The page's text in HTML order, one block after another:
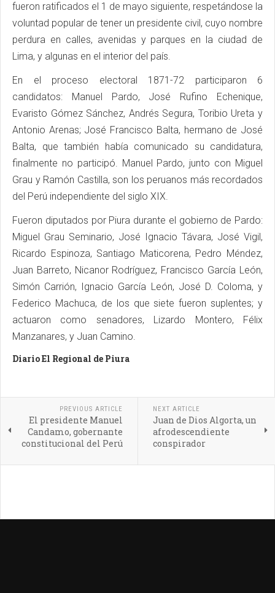
fueron ratificados el 1 de mayo siguiente, respetándose la
voluntad popular de tener un presidente civil, cuyo nombre
perdura en calles, avenidas y parques en la ciudad de
Lima, y algunas en el interior del país.
En el proceso electoral 1871-72 participaron 6
candidatos: Manuel Pardo, José Rufino Echenique,
Evaristo Gómez Sánchez, Andrés Segura, Toribio Ureta y
Antonio Arenas; José Francisco Balta, hermano de José
Balta, que también había comunicado su candidatura,
finalmente no participó. Manuel Pardo, junto con Miguel
Grau y Ramón Castilla, son los peruanos más recordados
del Perú independiente del siglo XIX.
Fueron diputados por Piura durante el gobierno de Pardo:
Miguel Grau Seminario, José Ignacio Távara, José Vigil,
Ricardo Espinoza, Santiago Maticorena, Pedro Méndez,
Juan Barreto, Nicanor Rodríguez, Francisco García León,
Simón Carrión, Ignacio García León, José D. Coloma, y
Federico Machuca, de los que siete fueron suplentes; y
actuaron como senadores, Lizardo Montero, Félix
Manzanares, y Juan Camino.
Diario El Regional de Piura
PREVIOUS ARTICLE
El presidente Manuel
Candamo, gobernante
constitucional del Perú
NEXT ARTICLE
Juan de Dios Algorta, un
afrodescendiente
conspirador